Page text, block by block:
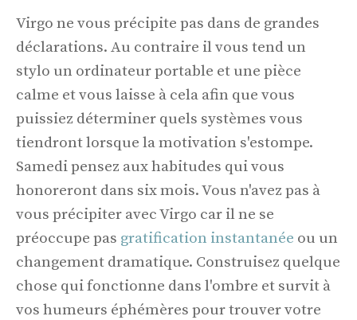
Virgo ne vous précipite pas dans de grandes
déclarations. Au contraire il vous tend un
stylo un ordinateur portable et une pièce
calme et vous laisse à cela afin que vous
puissiez déterminer quels systèmes vous
tiendront lorsque la motivation s'estompe.
Samedi pensez aux habitudes qui vous
honoreront dans six mois. Vous n'avez pas à
vous précipiter avec Virgo car il ne se
préoccupe pas gratification instantanée ou un
changement dramatique. Construisez quelque
chose qui fonctionne dans l'ombre et survit à
vos humeurs éphémères pour trouver votre